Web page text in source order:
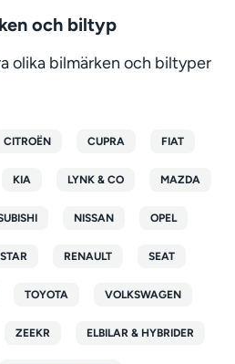
och biltyp
olika bilmärken och biltyper
CITROËN CUPRA FIAT
KIA LYNK & CO MAZDA
NISSAN OPEL
RENAULT SEAT
TOYOTA VOLKSWAGEN
ZEEKR ELBILAR & HYBRIDER